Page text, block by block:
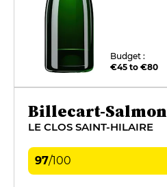
Budget :
€45 to €80
Billecart-Salmon
LE CLOS SAINT-HILAIRE
97/100